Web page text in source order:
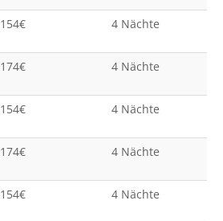
154€ 4 Nächte
174€ 4 Nächte
154€ 4 Nächte
174€ 4 Nächte
154€ 4 Nächte